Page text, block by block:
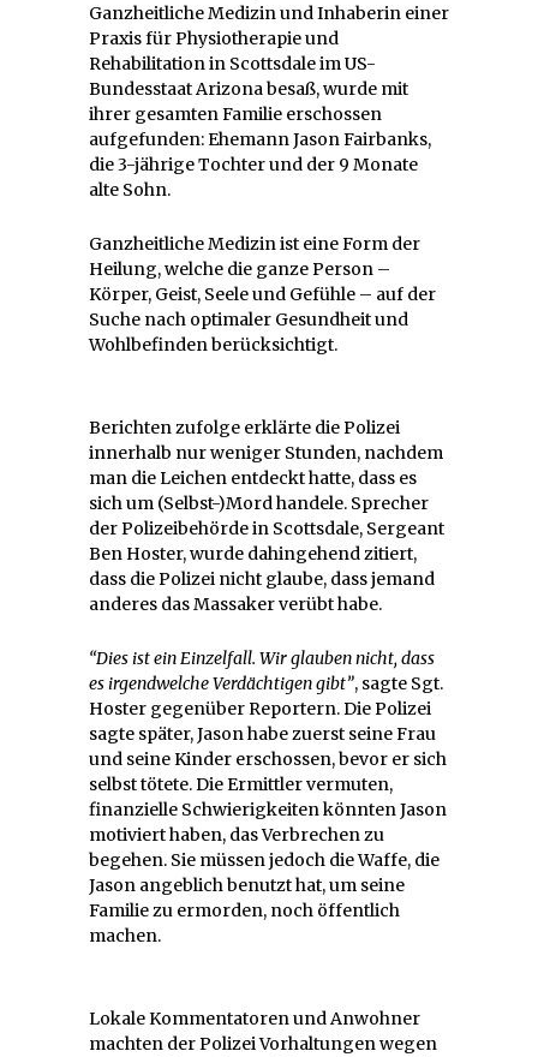
Ganzheitliche Medizin und Inhaberin einer
Praxis für Physiotherapie und
Rehabilitation in Scottsdale im US-
Bundesstaat Arizona besaß, wurde mit
ihrer gesamten Familie erschossen
aufgefunden: Ehemann Jason Fairbanks,
die 3-jährige Tochter und der 9 Monate
alte Sohn.
Ganzheitliche Medizin ist eine Form der
Heilung, welche die ganze Person –
Körper, Geist, Seele und Gefühle – auf der
Suche nach optimaler Gesundheit und
Wohlbefinden berücksichtigt.
Berichten zufolge erklärte die Polizei
innerhalb nur weniger Stunden, nachdem
man die Leichen entdeckt hatte, dass es
sich um (Selbst-)Mord handele. Sprecher
der Polizeibehörde in Scottsdale, Sergeant
Ben Hoster, wurde dahingehend zitiert,
dass die Polizei nicht glaube, dass jemand
anderes das Massaker verübt habe.
“Dies ist ein Einzelfall. Wir glauben nicht, dass
es irgendwelche Verdächtigen gibt”, sagte Sgt.
Hoster gegenüber Reportern. Die Polizei
sagte später, Jason habe zuerst seine Frau
und seine Kinder erschossen, bevor er sich
selbst tötete. Die Ermittler vermuten,
finanzielle Schwierigkeiten könnten Jason
motiviert haben, das Verbrechen zu
begehen. Sie müssen jedoch die Waffe, die
Jason angeblich benutzt hat, um seine
Familie zu ermorden, noch öffentlich
machen.
Lokale Kommentatoren und Anwohner
machten der Polizei Vorhaltungen wegen